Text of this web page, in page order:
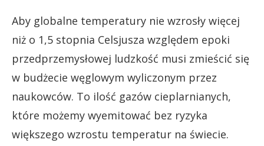
Aby globalne temperatury nie wzrosły więcej
niż o 1,5 stopnia Celsjusza względem epoki
przedprzemysłowej ludzkość musi zmieścić się
w budżecie węglowym wyliczonym przez
naukowców. To ilość gazów cieplarnianych,
które możemy wyemitować bez ryzyka
większego wzrostu temperatur na świecie.